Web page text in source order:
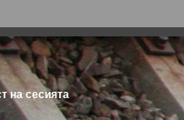
на сесията